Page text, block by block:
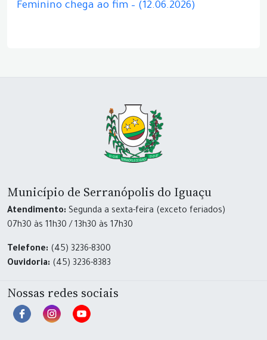
Feminino chega ao fim – (12.06.2026)
Município de Serranópolis do Iguaçu
Atendimento: Segunda a sexta-feira (exceto feriados)
07h30 às 11h30 / 13h30 às 17h30
Telefone: (45) 3236-8300
Ouvidoria: (45) 3236-8383
Nossas redes sociais